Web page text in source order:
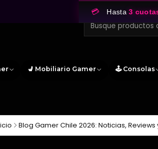
💺 Mobiliario Gamer 🕹️ Consolas
💳 Hasta3
Blog Gamer Chile 2026: Noticias, Reviews